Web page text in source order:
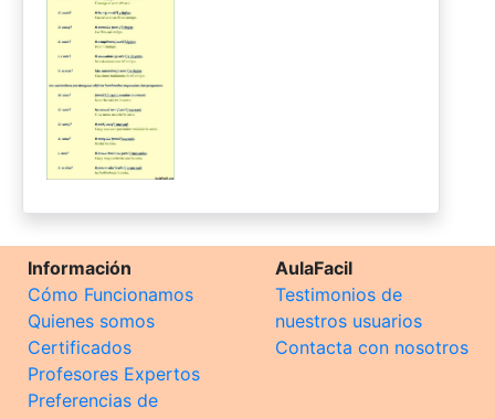
Información
Cómo Funcionamos
Quienes somos
Certificados
Profesores Expertos
Preferencias de
AulaFacil
Testimonios de
nuestros usuarios
Contacta con nosotros